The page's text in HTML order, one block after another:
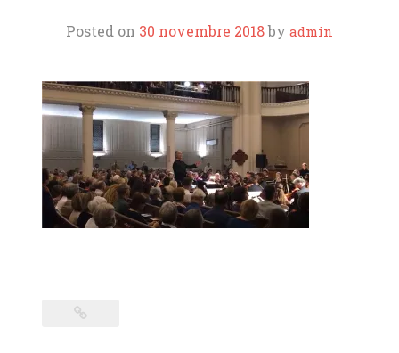
ORGUES
SOUTIENS ET LIENS
CONTACT
Posted on 30 novembre 2018by admin